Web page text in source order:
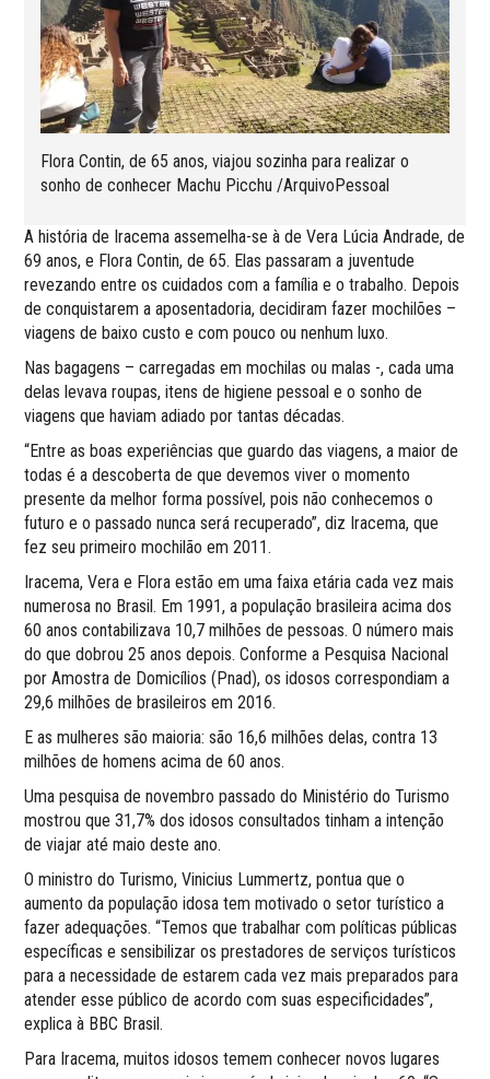
Flora Contin, de 65 anos, viajou sozinha para realizar o
sonho de conhecer Machu Picchu /ArquivoPessoal
A história de Iracema assemelha-se à de Vera Lúcia Andrade, de
69 anos, e Flora Contin, de 65. Elas passaram a juventude
revezando entre os cuidados com a família e o trabalho. Depois
de conquistarem a aposentadoria, decidiram fazer mochilões –
viagens de baixo custo e com pouco ou nenhum luxo.
Nas bagagens – carregadas em mochilas ou malas -, cada uma
delas levava roupas, itens de higiene pessoal e o sonho de
viagens que haviam adiado por tantas décadas.
“Entre as boas experiências que guardo das viagens, a maior de
todas é a descoberta de que devemos viver o momento
presente da melhor forma possível, pois não conhecemos o
futuro e o passado nunca será recuperado”, diz Iracema, que
fez seu primeiro mochilão em 2011.
Iracema, Vera e Flora estão em uma faixa etária cada vez mais
numerosa no Brasil. Em 1991, a população brasileira acima dos
60 anos contabilizava 10,7 milhões de pessoas. O número mais
do que dobrou 25 anos depois. Conforme a Pesquisa Nacional
por Amostra de Domicílios (Pnad), os idosos correspondiam a
29,6 milhões de brasileiros em 2016.
E as mulheres são maioria: são 16,6 milhões delas, contra 13
milhões de homens acima de 60 anos.
Uma pesquisa de novembro passado do Ministério do Turismo
mostrou que 31,7% dos idosos consultados tinham a intenção
de viajar até maio deste ano.
O ministro do Turismo, Vinicius Lummertz, pontua que o
aumento da população idosa tem motivado o setor turístico a
fazer adequações. “Temos que trabalhar com políticas públicas
específicas e sensibilizar os prestadores de serviços turísticos
para a necessidade de estarem cada vez mais preparados para
atender esse público de acordo com suas especificidades”,
explica à BBC Brasil.
Para Iracema, muitos idosos temem conhecer novos lugares